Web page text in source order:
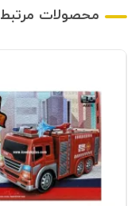
محصولات مرتبط